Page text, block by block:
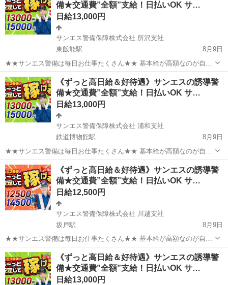
機ではさみボデーの形に成...備★交通費”全額”支給！日払いOK サ…
日給13,000円
サンエス警備保障株式会社 所沢支社
東飯能駅
8月9日
★★サンエス警備は毎日お仕事たくさん★★ 基本給が高額なのが自慢
♪未経験も大歓迎！ ＞＞常に現場豊富&交通費モチロン全額支給＜＜
『完全直行直帰でラクラク』 現場への直行直帰が基本で、毎週・毎月
等の定期的な出社は不要です！ ...
埼玉 飯能市 東飯能駅 警備員
サンエス警備保障株式会社
《ずっと高日給＆好待遇》サンエスの誘導警
備★交通費”全額”支給！日払いOK サ…
日給13,000円
サンエス警備保障株式会社 浦和支社
鉄道博物館駅
8月9日
★★サンエス警備は毎日お仕事たくさん★★ 基本給が高額なのが自慢
♪未経験も大歓迎！ ＞＞常に現場豊富&交通費モチロン全額支給＜＜
『完全直行直帰でラクラク』 現場への直行直帰が基本で、毎週・毎月
等の定期的な出社は不要です！ ...
埼玉 さいたま市 鉄道博物館駅 警備員
サンエス警備保障株式会社
《ずっと高日給＆好待遇》サンエスの誘導警
備★交通費”全額”支給！日払いOK サ…
日給12,500円
サンエス警備保障株式会社 川越支社
坂戸駅
8月9日
★★サンエス警備は毎日お仕事たくさん★★ 基本給が高額なのが自慢
♪未経験も大歓迎！ ＞＞常に現場豊富&交通費モチロン全額支給＜＜
『完全直行直帰でラクラク』 現場への直行直帰が基本で、毎週・毎月
等の定期的な出社は不要です！ ...
埼玉 坂戸市 坂戸駅 警備員 サンエス警備保障株式会社
《ずっと高日給＆好待遇》サンエスの誘導警
備★交通費”全額”支給！日払いOK サ…
日給13,000円